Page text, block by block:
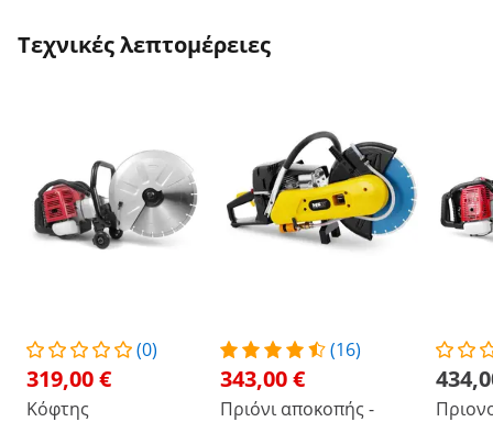
Τεχνικές λεπτομέρειες
(0)
319,00 €
Κόφτης
(16)
343,00 €
Πριόνι αποκοπής -